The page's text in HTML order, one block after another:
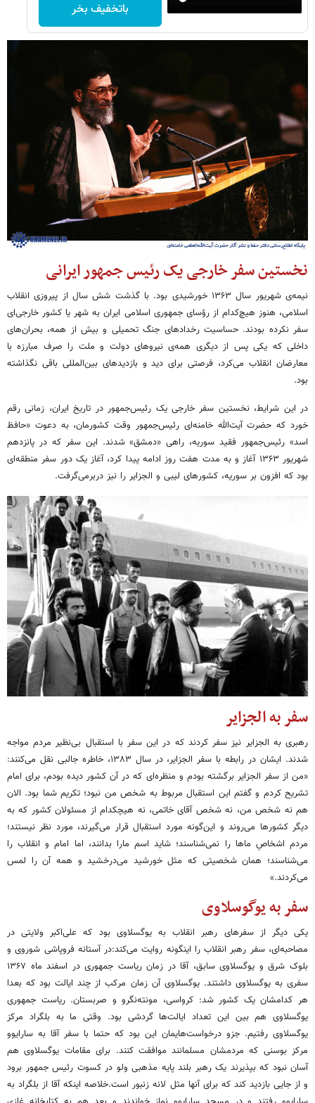
باتخفیف بخر
نخستین سفر خارجی یک رئیس جمهور ایرانی
نیمه‌ی شهریور سال ۱۳۶۳ خورشیدی بود. با گذشت شش سال از پیروزی انقلاب
اسلامی، هنوز هیچ‌کدام از رؤسای جمهوری اسلامی ایران به شهر یا کشور خارجی‌ای
سفر نکرده بودند. حساسیت رخدادهای جنگ تحمیلی و بیش از همه، بحران‌های
داخلی که یکی پس از دیگری همه‌ی نیروهای دولت و ملت را صرف مبارزه با
معارضان انقلاب می‌کرد، فرصتی برای دید و بازدیدهای بین‌المللی باقی نگذاشته
بود.
در این شرایط، نخستین سفر خارجی یک رئیس‌جمهور در تاریخ ایران، زمانی رقم
خورد که حضرت آیت‌الله خامنه‌ای رئیس‌جمهور وقت کشورمان، به دعوت «حافظ
اسد» رئیس‌جمهور فقید سوریه، راهی «دمشق» شدند. این سفر که در پانزدهم
شهریور ۱۳۶۳ آغاز و به مدت هفت روز ادامه پیدا کرد، آغاز یک دور سفر منطقه‌ای
بود که افزون بر سوریه، کشورهای لیبی و الجزایر را نیز دربرمی‌گرفت.
سفر به الجزایر
رهبری به الجزایر نیز سفر کردند که در این سفر با استقبال بی‌نظیر مردم مواجه
شدند. ایشان در رابطه با سفر الجزایر، در سال ۱۳۸۳، خاطره جالبی نقل می‌کنند:
«من از سفر الجزایر برگشته بودم و منظره‌ای که در آن کشور دیده بودم، برای امام
تشریح کردم و گفتم این استقبال مربوط به شخص من نبود؛ تکریم شما بود. الان
هم نه شخص من، نه شخص آقای خاتمی، نه هیچکدام از مسئولان کشور که به
دیگر کشورها می‌روند و این‌گونه مورد استقبال قرار می‌گیرند، مورد نظر نیستند؛
مردم اشخاصِ ماها را نمی‌شناسند؛ شاید اسم مارا بدانند، اما امام و انقلاب را
می‌شناسند؛ همان شخصیتی که مثل خورشید می‌درخشید و همه آن را لمس
می‌کردند.»
سفر به یوگوسلاوی
یکی دیگر از سفرهای رهبر انقلاب به یوگسلاوی بود که علی‌اکبر ولایتی در
مصاحبه‌ای، سفر رهبر انقلاب را اینگونه روایت می‌کند:در آستانه فروپاشی شوروی و
بلوک شرق و یوگسلاوی سابق، آقا در زمان ریاست جمهوری در اسفند ماه ۱۳۶۷
سفری به یوگسلاوی داشتند. یوگسلاوی آن زمان مرکب از چند ایالت بود که بعدا
هر کدامشان یک کشور شد: کرواسی، مونته‌نگرو و صربستان. ریاست جمهوری
یوگسلاوی هم بین این تعداد ایالت‌ها گردشی بود. وقتی ما به بلگراد مرکز
یوگسلاوی رفتیم. جزو درخواست‌هایمان این بود که حتما با سفر آقا به سارایوو
مرکز بوسنی که مردمشان مسلمانند موافقت کنند. برای مقامات یوگسلاوی هم
آسان نبود که بپذیرند یک رهبر بلند پایه مذهبی ولو در کسوت رئیس جمهور برود
و از جایی بازدید کند که برای آنها مثل لانه زنبور است.خلاصه اینکه آقا از بلگراد به